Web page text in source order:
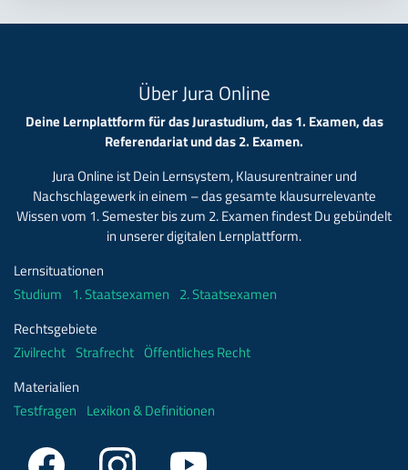
Über Jura Online
Deine Lernplattform für das Jurastudium, das 1. Examen, das
Referendariat und das 2. Examen.
Jura Online ist Dein Lernsystem, Klausurentrainer und
Nachschlagewerk in einem – das gesamte klausurrelevante
Wissen vom 1. Semester bis zum 2. Examen findest Du gebündelt
in unserer digitalen Lernplattform.
Lernsituationen
Studium 1. Staatsexamen 2. Staatsexamen
Rechtsgebiete
Zivilrecht Strafrecht Öffentliches Recht
Materialien
Testfragen Lexikon & Definitionen